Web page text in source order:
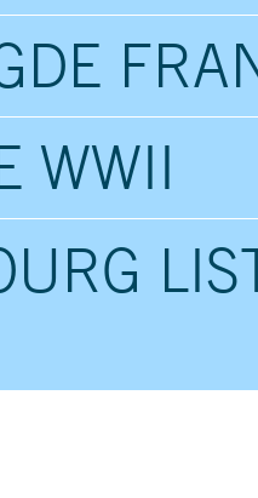
WWII